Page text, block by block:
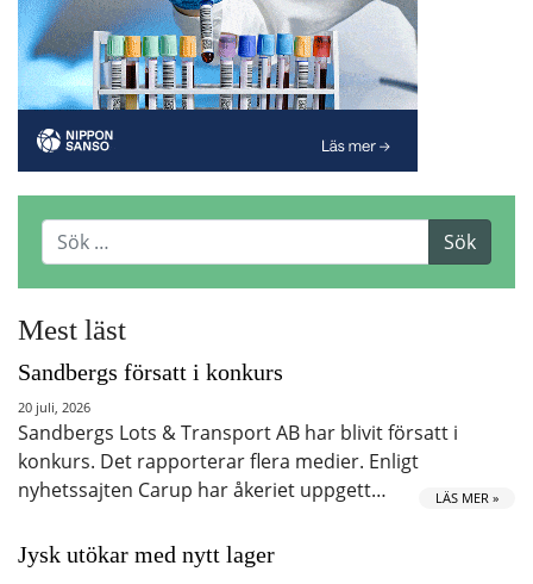
Mest läst
Sandbergs försatt i konkurs
20 juli, 2026
Sandbergs Lots & Transport AB har blivit försatt i
konkurs. Det rapporterar flera medier. Enligt
nyhetssajten Carup har åkeriet uppgett…
LÄS MER »
Jysk utökar med nytt lager